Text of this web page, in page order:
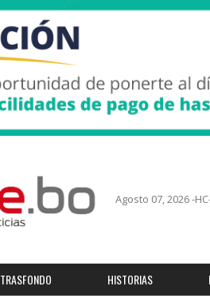
Agosto 07, 2026 -
TRASFONDO HISTORIAS